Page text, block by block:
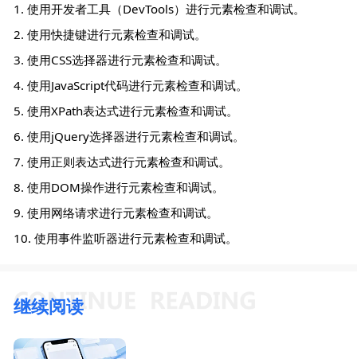
1. 使用开发者工具（DevTools）进行元素检查和调试。
2. 使用快捷键进行元素检查和调试。
3. 使用CSS选择器进行元素检查和调试。
4. 使用JavaScript代码进行元素检查和调试。
5. 使用XPath表达式进行元素检查和调试。
6. 使用jQuery选择器进行元素检查和调试。
7. 使用正则表达式进行元素检查和调试。
8. 使用DOM操作进行元素检查和调试。
9. 使用网络请求进行元素检查和调试。
10. 使用事件监听器进行元素检查和调试。
继续阅读